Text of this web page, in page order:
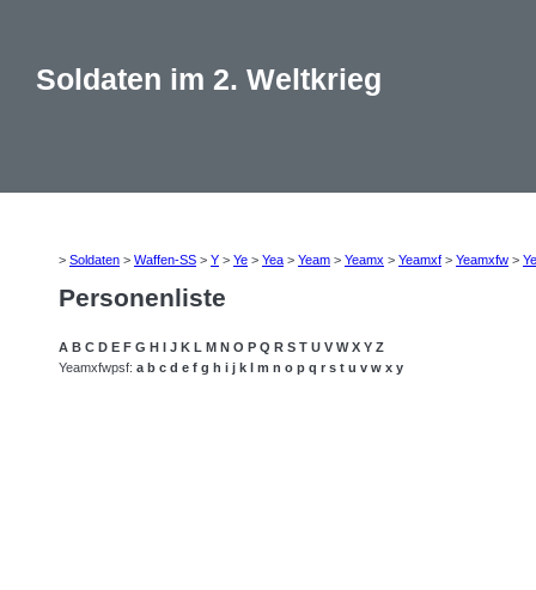
Soldaten im 2. Weltkrieg
> Soldaten > Waffen-SS > Y > Ye > Yea > Yeam > Yeamx > Yeamxf > Yeamxfw >
Personenliste
A B C D E F G H I J K L M N O P Q R S T U V W X Y Z
Yeamxfwpsf: a b c d e f g h i j k l m n o p q r s t u v w x y